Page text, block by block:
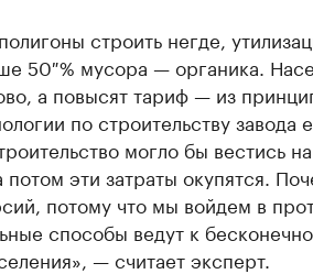
строить негде,
50 % мусора — органика.
а повысят тариф — из
по строительству завода
могло бы вестись на
эти затраты окупятся.
потому что мы войдем в
способы ведут к
— считает эксперт.